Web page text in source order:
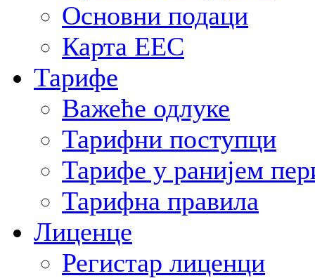
Основни подаци
Карта ЕЕС
Тарифе
Важеће одлуке
Тарифни поступци
Тарифе у ранијем
Тарифна правила
Лиценце
Регистар лиценци